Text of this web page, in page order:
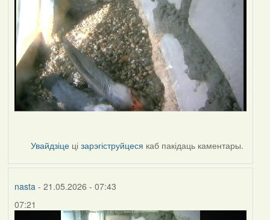
Увайдзіце цізарэгіструйцеся каб пакідаць каментары.
nasta- 21.05.2026 - 07:43
07:21